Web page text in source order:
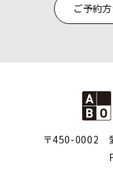
ご予約
〒450-0002